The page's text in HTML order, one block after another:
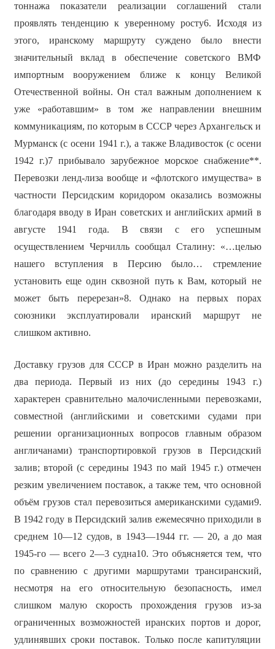
тоннажа показатели реализации соглашений стали
проявлять тенденцию к уверенному росту6. Исходя из
этого, иранскому маршруту суждено было внести
значительный вклад в обеспечение советского ВМФ
импортным вооружением ближе к концу Великой
Отечественной войны. Он стал важным дополнением к
уже «работавшим» в том же направлении внешним
коммуникациям, по которым в СССР через Архангельск и
Мурманск (с осени 1941 г.), а также Владивосток (с осени
1942 г.)7 прибывало зарубежное морское снабжение**.
Перевозки ленд-лиза вообще и «флотского имущества» в
частности Персидским коридором оказались возможны
благодаря вводу в Иран советских и английских армий в
августе 1941 года. В связи с его успешным
осуществлением Черчилль сообщал Сталину: «…целью
нашего вступления в Персию было… стремление
установить еще один сквозной путь к Вам, который не
может быть перерезан»8. Однако на первых порах
союзники эксплуатировали иранский маршрут не
слишком активно.
Доставку грузов для СССР в Иран можно разделить на
два периода. Первый из них (до середины 1943 г.)
характерен сравнительно малочисленными перевозками,
совместной (английскими и советскими судами при
решении организационных вопросов главным образом
англичанами) транспортировкой грузов в Персидский
залив; второй (с середины 1943 по май 1945 г.) отмечен
резким увеличением поставок, а также тем, что основной
объём грузов стал перевозиться американскими судами9.
В 1942 году в Персидский залив ежемесячно приходили в
среднем 10—12 судов, в 1943—1944 гг. — 20, а до мая
1945-го — всего 2—3 судна10. Это объясняется тем, что
по сравнению с другими маршрутами трансиранский,
несмотря на его относительную безопасность, имел
слишком малую скорость прохождения грузов из-за
ограниченных возможностей иранских портов и дорог,
удлинявших сроки поставок. Только после капитуляции